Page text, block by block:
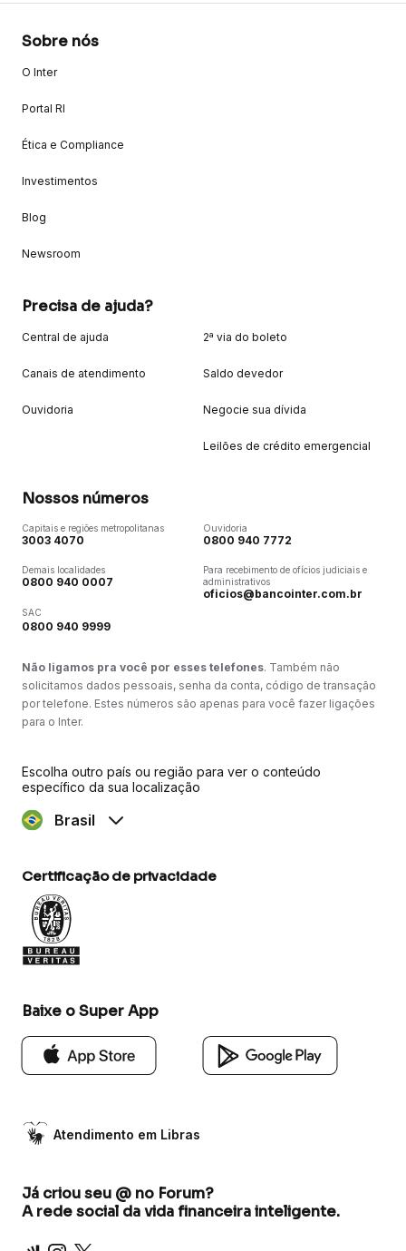
Sobre nós
O Inter
Portal RI
Ética e Compliance
Investimentos
Blog
Newsroom
Precisa de ajuda?
Central de ajuda
Canais de atendimento
Ouvidoria
2ª via do boleto
Saldo devedor
Negocie sua dívida
Leilões de crédito emergencial
Nossos números
Capitais e regiões metropolitanas
3003 4070
Demais localidades
0800 940 0007
SAC
0800 940 9999
Ouvidoria
0800 940 7772
Para recebimento de ofícios judiciais e
administrativos
oficios@bancointer.com.br
Não ligamos pra você por esses telefones. Também não
solicitamos dados pessoais, senha da conta, código de transação
por telefone. Estes números são apenas para você fazer ligações
para o Inter.
Escolha outro país ou região para ver o conteúdo
específico da sua localização
Brasil
Certificação de privacidade
Baixe o Super App
Atendimento em Libras
Já criou seu @ no Forum?
A rede social da vida financeira inteligente.